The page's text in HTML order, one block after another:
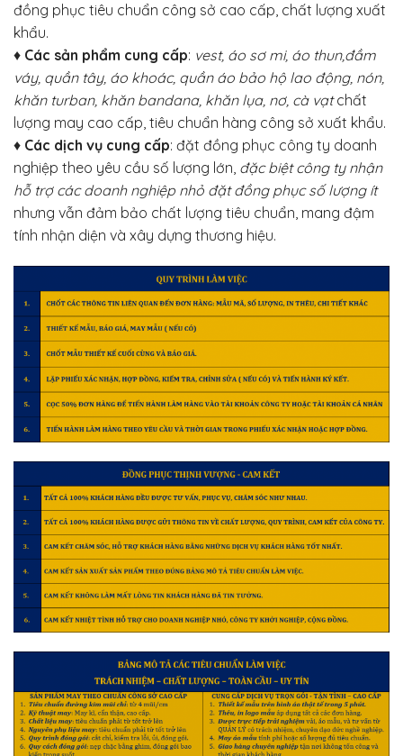
đồng phục tiêu chuẩn công sở cao cấp, chất lượng xuất
khẩu.
♦ Các sản phẩm cung cấp: vest, áo sơ mi, áo thun,đầm
váy, quần tây, áo khoác, quần áo bảo hộ lao động, nón,
khăn turban, khăn bandana, khăn lụa, nơ, cà vạtchất
lượng may cao cấp, tiêu chuẩn hàng công sở xuất khẩu.
♦ Các dịch vụ cung cấp: đặt đồng phục công ty doanh
nghiệp theo yêu cầu số lượng lớn, đặc biệt công ty nhận
hỗ trợ các doanh nghiệp nhỏ đặt đồng phục số lượng ít
nhưng vẫn đảm bảo chất lượng tiêu chuẩn, mang đậm
tính nhận diện và xây dựng thương hiệu.